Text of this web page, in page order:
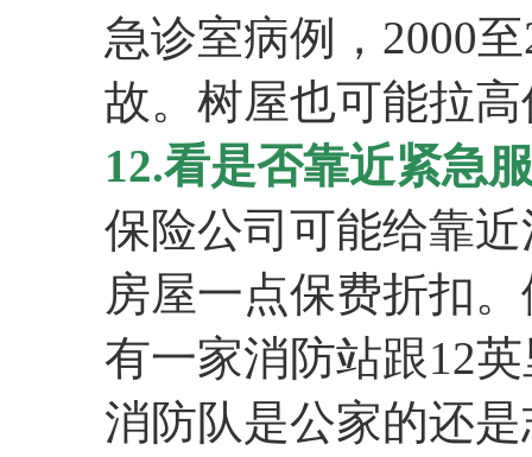
急诊室病例，2000
故。树屋也可能拉
12.看是否靠近紧急
保险公司可能给靠
房屋一点保费折扣
有一家消防站跟12
消防队是公家的还